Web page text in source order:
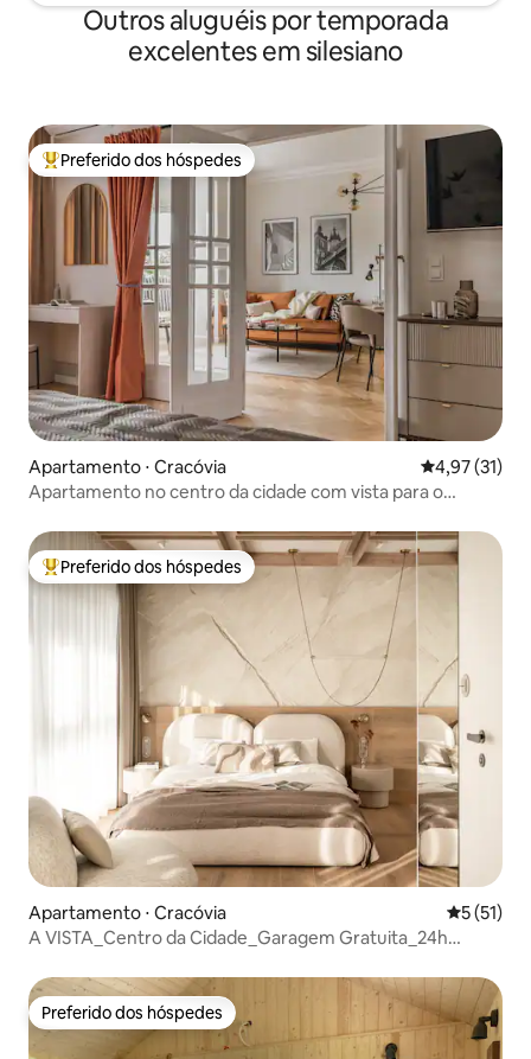
Outros aluguéis por temporada
excelentes em silesiano
Entre os melhores preferidos dos hóspedes
Preferido dos hóspedes
Apartamento ⋅ Cracóvia 4,97 de uma
4,97 (31)
Apartamento no centro da cidade com vista para o
Entre os melhores preferidos dos hóspedes
Preferido dos hóspedes
Apartamento ⋅ Cracóvia 5 de uma
5 (51)
A VISTA_Centro da Cidade_Garagem Gratuita_24h
Preferido dos hóspedes
Preferido dos hóspedes